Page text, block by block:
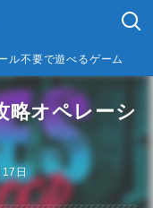
ル不要で遊べるゲーム
オペレーシ
日